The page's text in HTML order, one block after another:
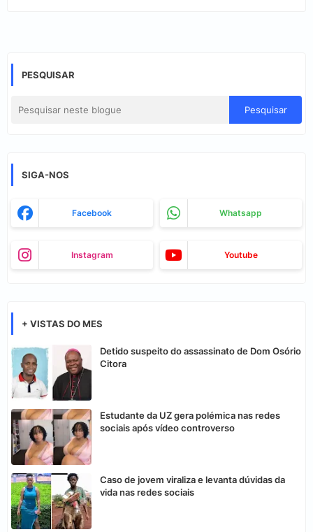
PESQUISAR
SIGA-NOS
Facebook Whatsapp
Instagram Youtube
+ VISTAS DO MES
Detido suspeito do assassinato de Dom Osório
Citora
Estudante da UZ gera polémica nas redes
sociais após vídeo controverso
Caso de jovem viraliza e levanta dúvidas da
vida nas redes sociais